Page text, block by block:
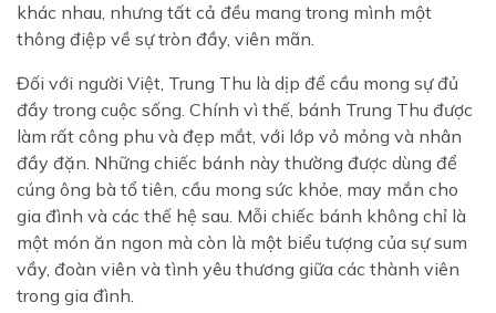
khác nhau, nhưng tất cả đều mang trong mình một
thông điệp về sự tròn đầy, viên mãn.
Đối với người Việt, Trung Thu là dịp để cầu mong sự đủ
đầy trong cuộc sống. Chính vì thế, bánh Trung Thu được
làm rất công phu và đẹp mắt, với lớp vỏ mỏng và nhân
đầy đặn. Những chiếc bánh này thường được dùng để
cúng ông bà tổ tiên, cầu mong sức khỏe, may mắn cho
gia đình và các thế hệ sau. Mỗi chiếc bánh không chỉ là
một món ăn ngon mà còn là một biểu tượng của sự sum
vầy, đoàn viên và tình yêu thương giữa các thành viên
trong gia đình.